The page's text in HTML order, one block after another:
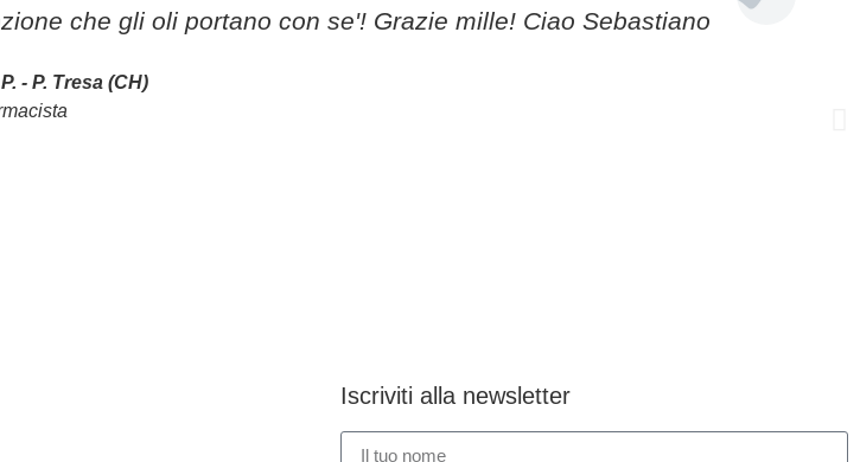
che gli oli portano con se'! Grazie mille! Ciao Sebastiano
- P. Tresa (CH)
Iscriviti alla newsletter